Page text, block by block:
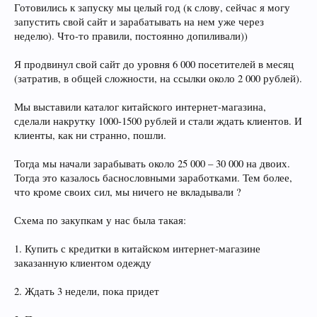
Готовились к запуску мы целый год (к слову, сейчас я могу
запустить свой сайт и зарабатывать на нем уже через
неделю). Что-то правили, постоянно допиливали))
Я продвинул свой сайт до уровня 6 000 посетителей в месяц
(затратив, в общей сложности, на ссылки около 2 000 рублей).
Мы выставили каталог китайского интернет-магазина,
сделали накрутку 1000-1500 рублей и стали ждать клиентов. И
клиенты, как ни странно, пошли.
Тогда мы начали зарабывать около 25 000 – 30 000 на двоих.
Тогда это казалось баснословными заработками. Тем более,
что кроме своих сил, мы ничего не вкладывали ?
Схема по закупкам у нас была такая:
1. Купить с кредитки в китайском интернет-магазине
заказанную клиентом одежду
2. Ждать 3 недели, пока придет